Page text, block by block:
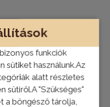
funkciók
sütiket használunk.Az
alatt részletes
sütiről.A "Szükséges"
a böngésző tárolja,
rúd bevont acélból,
és klikk-